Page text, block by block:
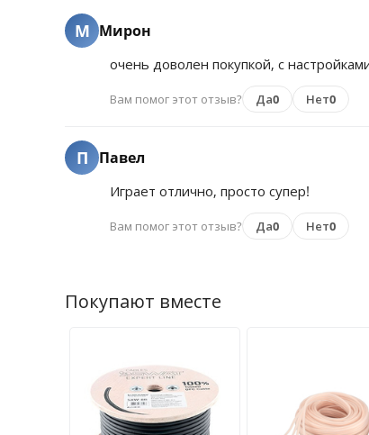
М Мирон
очень доволен покупкой, с
Вам помог этот отзыв? Да0 Нет0
П Павел
Играет отлично, просто супер!
Вам помог этот отзыв? Да0 Нет0
Покупают вместе